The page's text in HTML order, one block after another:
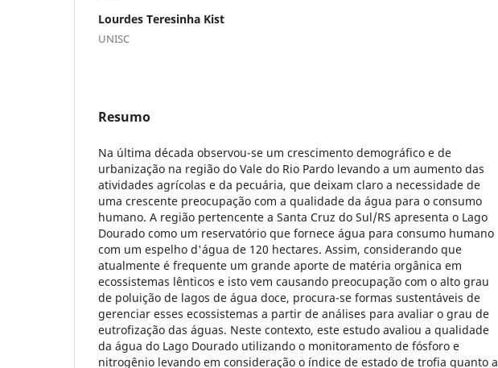
Lourdes Teresinha Kist
UNISC
Resumo
Na última década observou-se um crescimento demográfico e de
urbanização na região do Vale do Rio Pardo levando a um aumento das
atividades agrícolas e da pecuária, que deixam claro a necessidade de
uma crescente preocupação com a qualidade da água para o consumo
humano. A região pertencente a Santa Cruz do Sul/RS apresenta o Lago
Dourado como um reservatório que fornece água para consumo humano
com um espelho d'água de 120 hectares. Assim, considerando que
atualmente é frequente um grande aporte de matéria orgânica em
ecossistemas lênticos e isto vem causando preocupação com o alto grau
de poluição de lagos de água doce, procura-se formas sustentáveis de
gerenciar esses ecossistemas a partir de análises para avaliar o grau de
eutrofização das águas. Neste contexto, este estudo avaliou a qualidade
da água do Lago Dourado utilizando o monitoramento de fósforo e
nitrogênio levando em consideração o índice de estado de trofia quanto a